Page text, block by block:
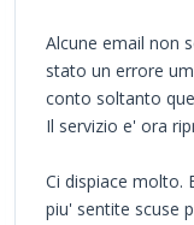
Alcune email non
stato un errore
conto soltanto
Il servizio e' ora
Ci dispiace molto.
piu' sentite scuse